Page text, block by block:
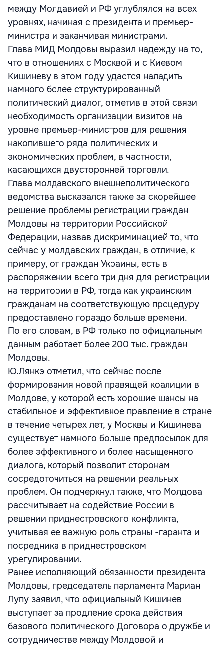
между Молдавией и РФ углублялся на всех
уровнях, начиная с президента и премьер-
министра и заканчивая министрами.
Глава МИД Молдовы выразил надежду на то,
что в отношениях с Москвой и с Киевом
Кишиневу в этом году удастся наладить
намного более структурированный
политический диалог, отметив в этой связи
необходимость организации визитов на
уровне премьер-министров для решения
накопившего ряда политических и
экономических проблем, в частности,
касающихся двусторонней торговли.
Глава молдавского внешнеполитического
ведомства высказался также за скорейшее
решение проблемы регистрации граждан
Молдовы на территории Российской
Федерации, назвав дискриминацией то, что
сейчас у молдавских граждан, в отличие, к
примеру, от граждан Украины, есть в
распоряжении всего три дня для регистрации
на территории в РФ, тогда как украинским
гражданам на соответствующую процедуру
предоставлено гораздо больше времени.
По его словам, в РФ только по официальным
данным работает более 200 тыс. граждан
Молдовы.
Ю.Лянкэ отметил, что сейчас после
формирования новой правящей коалиции в
Молдове, у которой есть хорошие шансы на
стабильное и эффективное правление в стране
в течение четырех лет, у Москвы и Кишинева
существует намного больше предпосылок для
более эффективного и более насыщенного
диалога, который позволит сторонам
сосредоточиться на решении реальных
проблем. Он подчеркнул также, что Молдова
рассчитывает на содействие России в
решении приднестровского конфликта,
учитывая ее важную роль страны -гаранта и
посредника в приднестровском
урегулировании.
Ранее исполняющий обязанности президента
Молдовы, председатель парламента Мариан
Лупу заявил, что официальный Кишинев
выступает за продление срока действия
базового политического Договора о дружбе и
сотрудничестве между Молдовой и